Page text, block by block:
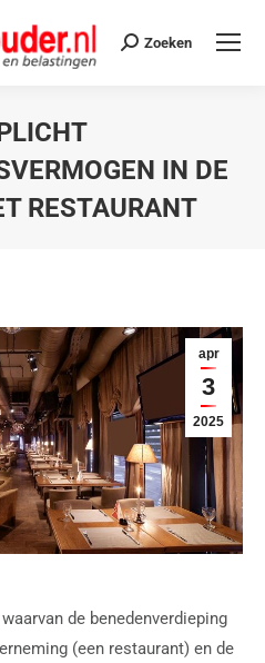
Zoeken
IN DE
RESTAURANT
apr
3
2025
de benedenverdieping
(een restaurant) en de